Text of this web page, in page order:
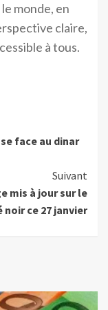
monde, en
claire,
à tous.
face au dinar
Suivant
mis à jour sur le
noir ce 27 janvier